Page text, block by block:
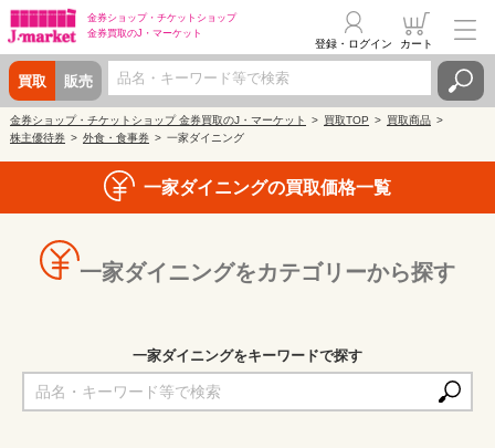
金券ショップ・ チケットショップ
金券買取のJ・マーケット
買取 販売
登録・ログイン カート
金券ショップ・チケットショップ 金券買取のJ・マーケット 買取TOP
買取商品
株主優待券
外食・食事券 一家ダイニング
一家ダイニングの買取価格一覧
一家ダイニングをカテゴリーから探す
一家ダイニングをキーワードで探す